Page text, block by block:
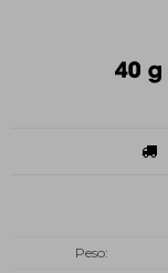
Peso